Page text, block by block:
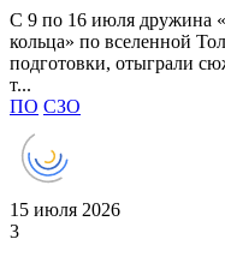
С 9 по 16 июля дружина
кольца» по вселенной
подготовки, отыграли
т...
ПО СЗО
15 июля 2026
3